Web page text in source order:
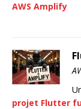
AWS Amplify
projet Flutter